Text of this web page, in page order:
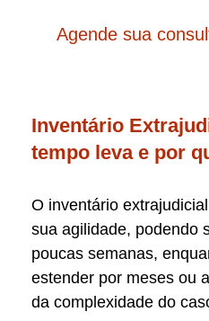
Agende sua
Inventário
tempo leva e por
O inventário
sua agilidade, podendo
poucas semanas,
estender por meses ou
da complexidade do